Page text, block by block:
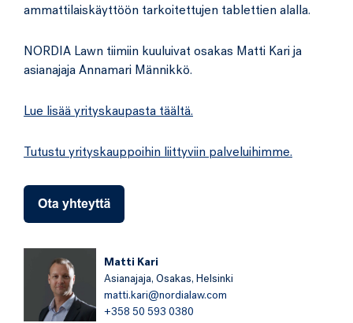
ammattilaiskäyttöön tarkoitettujen tablettien alalla.
NORDIA Lawn tiimiin kuuluivat osakas Matti Kari ja
asianajaja Annamari Männikkö.
Lue lisää yrityskaupasta täältä.
Tutustu yrityskauppoihin liittyviin palveluihimme.
Matti Kari
Asianajaja, Osakas, Helsinki
matti.kari@nordialaw.com
+358 50 593 0380